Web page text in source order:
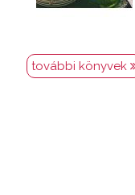
további könyvek